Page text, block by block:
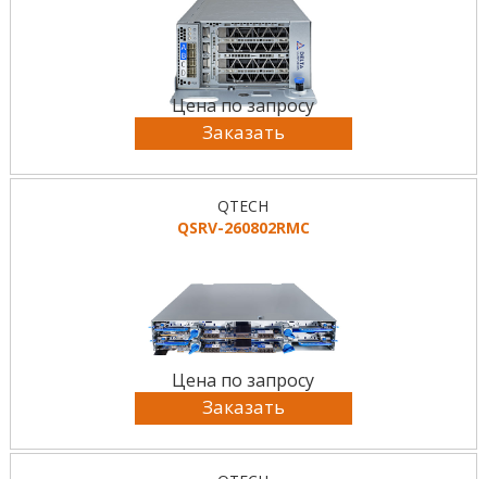
Цена по запросу
Заказать
QTECH
QSRV-260802RMC
Цена по запросу
Заказать